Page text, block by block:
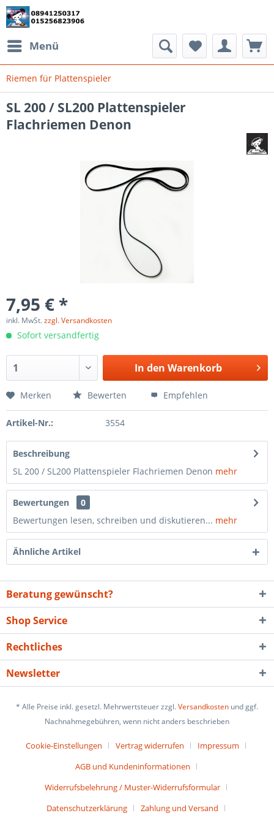
Menü
Riemen für Plattenspieler
SL 200 / SL200 Plattenspieler
Flachriemen Denon
7,95 € *
inkl. MwSt.zzgl. Versandkosten
Sofort versandfertig
In den Warenkorb
Merken Bewerten Empfehlen
Artikel-Nr.: 3554
Beschreibung
SL 200 / SL200 Plattenspieler Flachriemen Denon mehr
Bewertungen
0
Bewertungen lesen, schreiben und diskutieren... mehr
Ähnliche Artikel
Beratung gewünscht?
Shop Service
Rechtliches
Newsletter
* Alle Preise inkl. gesetzl. Mehrwertsteuer zzgl.Versandkosten und ggf.
Nachnahmegebühren, wenn nicht anders beschrieben
Cookie-Einstellungen Vertrag widerrufen
Impressum
AGB und Kundeninformationen
Widerrufsbelehrung / Muster-Widerrufsformular
Datenschutzerklärung
Zahlung und Versand